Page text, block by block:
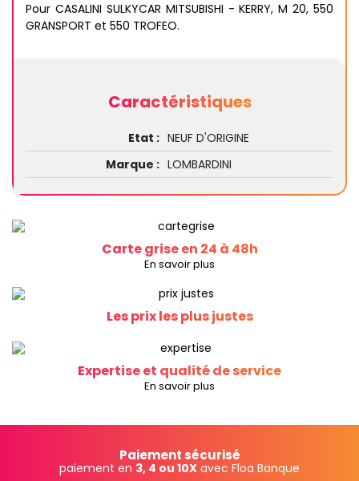
Pour CASALINI SULKYCAR MITSUBISHI - KERRY, M 20, 550
GRANSPORT et 550 TROFEO.
Caractéristiques
Etat : NEUF D'ORIGINE
Marque : LOMBARDINI
Carte grise en 24 à 48h
En savoir plus
Les prix les plus justes
Expertise et qualité de service
En savoir plus
Paiement sécurisé
paiement en 3, 4 ou 10X avec Floa Banque